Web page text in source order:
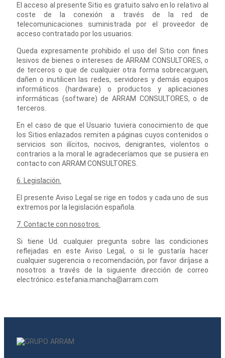
El acceso al presente Sitio es gratuito salvo en lo relativo al
coste de la conexión a través de la red de
telecomunicaciones suministrada por el proveedor de
acceso contratado por los usuarios.
Queda expresamente prohibido el uso del Sitio con fines
lesivos de bienes o intereses de ARRAM CONSULTORES, o
de terceros o que de cualquier otra forma sobrecarguen,
dañen o inutilicen las redes, servidores y demás equipos
informáticos (hardware) o productos y aplicaciones
informáticas (software) de ARRAM CONSULTORES, o de
terceros.
En el caso de que el Usuario tuviera conocimiento de que
los Sitios enlazados remiten a páginas cuyos contenidos o
servicios son ilícitos, nocivos, denigrantes, violentos o
contrarios a la moral le agradeceríamos que se pusiera en
contacto con ARRAM CONSULTORES.
6. Legislación.
El presente Aviso Legal se rige en todos y cada uno de sus
extremos por la legislación española.
7. Contacte con nosotros.
Si tiene Ud. cualquier pregunta sobre las condiciones
reflejadas en este Aviso Legal, o si le gustaría hacer
cualquier sugerencia o recomendación, por favor diríjase a
nosotros a través de la siguiente dirección de correo
electrónico: estefania.mancha@arram.com